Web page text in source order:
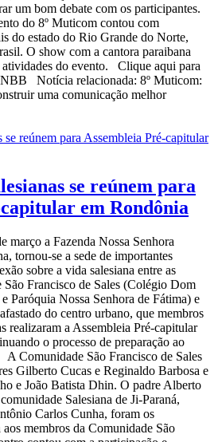
um bom debate com os participantes.
do 8º Muticom contou com
do estado do Rio Grande do Norte,
O show com a cantora paraibana
do evento. Clique aqui para
Notícia relacionada: 8º Muticom:
uma comunicação melhor
se reúnem para
em Rondônia
março a Fazenda Nossa Senhora
tornou-se a sede de importantes
sobre a vida salesiana entre as
São Francisco de Sales (Colégio Dom
Paróquia Nossa Senhora de Fátima) e
do centro urbano, que membros
realizaram a Assembleia Pré-capitular
o processo de preparação ao
Comunidade São Francisco de Sales
Gilberto Cucas e Reginaldo Barbosa e
e João Batista Dhin. O padre Alberto
Salesiana de Ji-Paraná,
Carlos Cunha, foram os
membros da Comunidade São